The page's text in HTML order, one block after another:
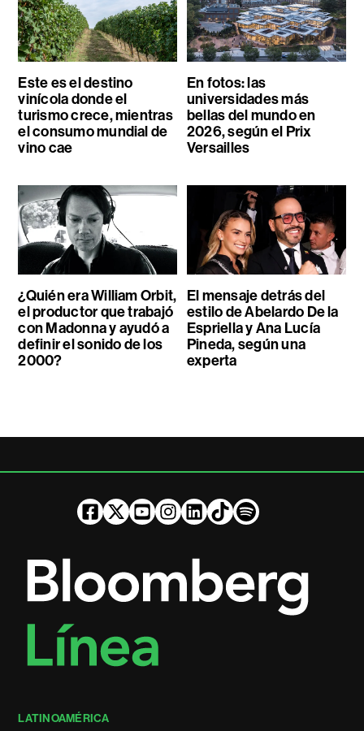
Este es el destino
vinícola donde el
turismo crece, mientras
el consumo mundial de
vino cae
En fotos: las
universidades más
bellas del mundo en
2026, según el Prix
Versailles
¿Quién era William Orbit,
el productor que trabajó
con Madonna y ayudó a
definir el sonido de los
2000?
El mensaje detrás del
estilo de Abelardo De la
Espriella y Ana Lucía
Pineda, según una
experta
LATINOAMÉRICA